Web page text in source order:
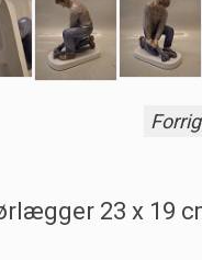
23 x 19